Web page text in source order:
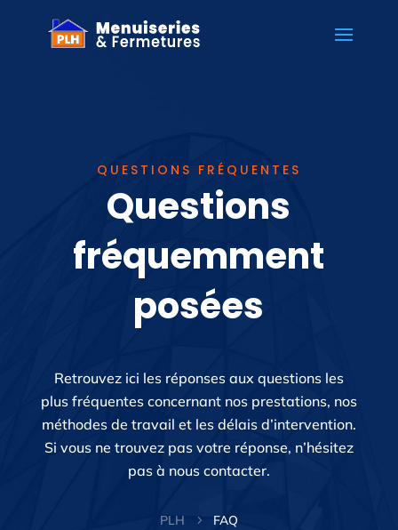
QUESTIONS FRÉQUENTES
Questions
fréquemment
posées
Retrouvez ici les réponses aux questions les
plus fréquentes concernant nos prestations, nos
méthodes de travail et les délais d’intervention.
Si vous ne trouvez pas votre réponse, n’hésitez
pas à nous contacter.
PLH 5 FAQ